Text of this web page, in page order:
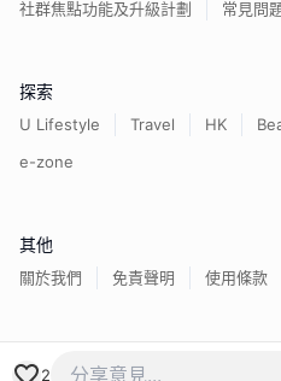
2
社群焦點功能及升級計劃
常見問
探索
U Lifestyle Travel HK
e-zone
其他
關於我們 免責聲明 使用條款
香港經濟日報版權所有©